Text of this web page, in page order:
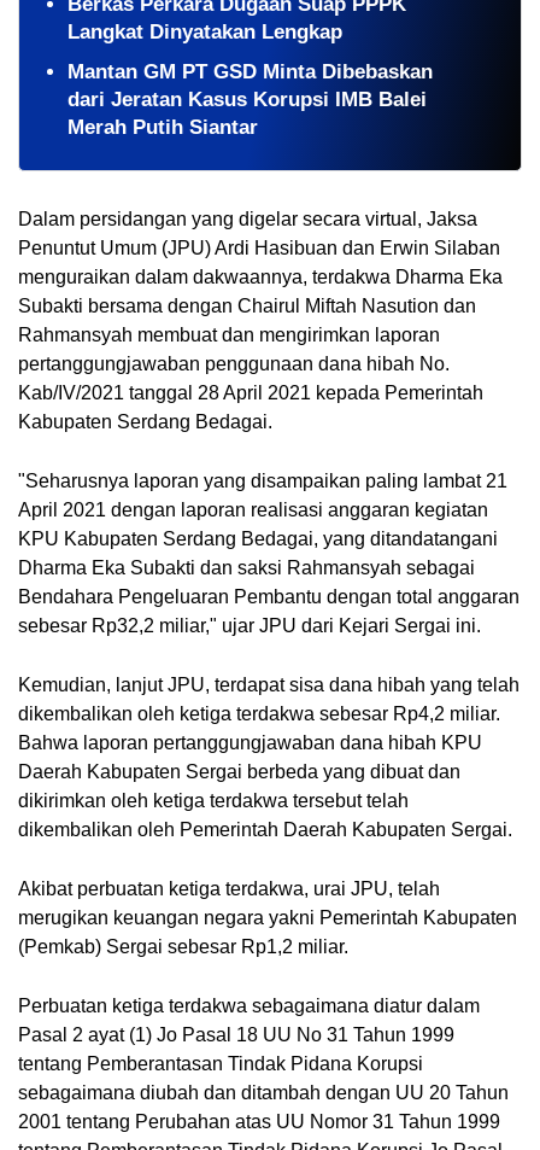
Langkat Dinyatakan Lengkap
Mantan GM PT GSD Minta Dibebaskan
dari Jeratan Kasus Korupsi IMB Balei
Merah Putih Siantar
Dalam persidangan yang digelar secara virtual, Jaksa
Penuntut Umum (JPU) Ardi Hasibuan dan Erwin Silaban
menguraikan dalam dakwaannya, terdakwa Dharma Eka
Subakti bersama dengan Chairul Miftah Nasution dan
Rahmansyah membuat dan mengirimkan laporan
pertanggungjawaban penggunaan dana hibah No.
Kab/IV/2021 tanggal 28 April 2021 kepada Pemerintah
Kabupaten Serdang Bedagai.
"Seharusnya laporan yang disampaikan paling lambat 21
April 2021 dengan laporan realisasi anggaran kegiatan
KPU Kabupaten Serdang Bedagai, yang ditandatangani
Dharma Eka Subakti dan saksi Rahmansyah sebagai
Bendahara Pengeluaran Pembantu dengan total anggaran
sebesar Rp32,2 miliar," ujar JPU dari Kejari Sergai ini.
Kemudian, lanjut JPU, terdapat sisa dana hibah yang telah
dikembalikan oleh ketiga terdakwa sebesar Rp4,2 miliar.
Bahwa laporan pertanggungjawaban dana hibah KPU
Daerah Kabupaten Sergai berbeda yang dibuat dan
dikirimkan oleh ketiga terdakwa tersebut telah
dikembalikan oleh Pemerintah Daerah Kabupaten Sergai.
Akibat perbuatan ketiga terdakwa, urai JPU, telah
merugikan keuangan negara yakni Pemerintah Kabupaten
(Pemkab) Sergai sebesar Rp1,2 miliar.
Perbuatan ketiga terdakwa sebagaimana diatur dalam
Pasal 2 ayat (1) Jo Pasal 18 UU No 31 Tahun 1999
tentang Pemberantasan Tindak Pidana Korupsi
sebagaimana diubah dan ditambah dengan UU 20 Tahun
2001 tentang Perubahan atas UU Nomor 31 Tahun 1999